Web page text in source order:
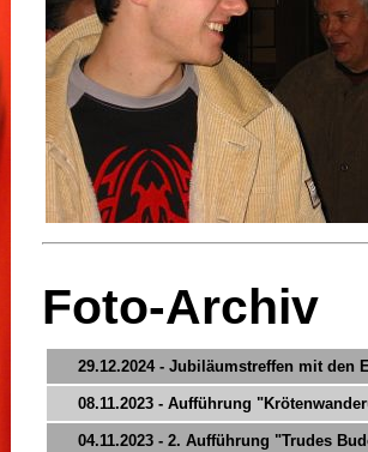
Foto-Archiv
29.12.2024 - Jubiläumstreffen mit den
08.11.2023 - Aufführung
04.11.2023 - 2. Aufführung "Trudes